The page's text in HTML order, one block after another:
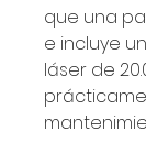
que una
e incluye
láser de